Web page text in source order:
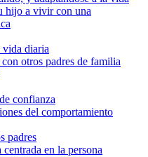
hijo a vivir con una
vida diaria
otros padres de familia
confianza
del comportamiento
padres
centrada en la persona